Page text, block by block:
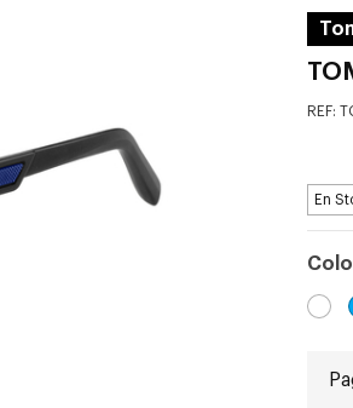
REF:
En